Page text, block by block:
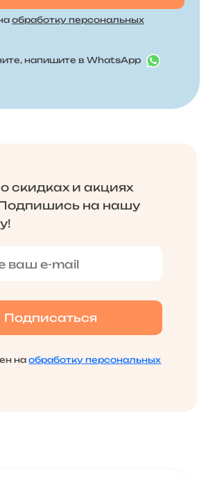
обработку персональных
напишите в WhatsApp
скидках и акциях
на нашу
наобработку персональных